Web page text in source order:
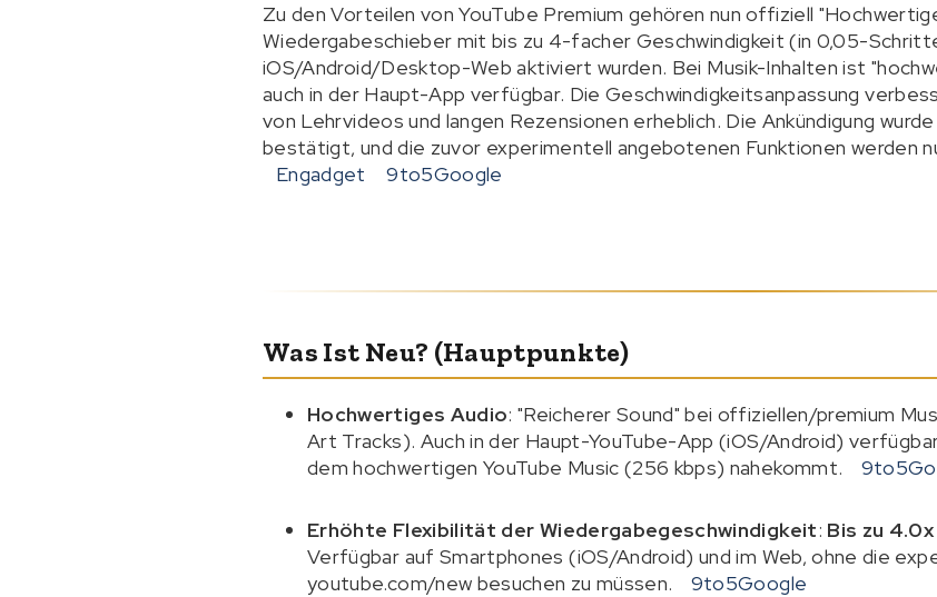
Zu den Vorteilen von YouTube Premium gehören nun offiziell
Wiedergabeschieber mit bis zu 4-facher Geschwindigkeit (in 0,05-
iOS/Android/Desktop-Web aktiviert wurden. Bei Musik-Inhalten ist
auch in der Haupt-App verfügbar. Die Geschwindigkeitsanpassung
von Lehrvideos und langen Rezensionen erheblich. Die Ankündigung
bestätigt, und die zuvor experimentell angebotenen Funktionen werden
Engadget9to5Google
Was Ist Neu? (Hauptpunkte)
Hochwertiges Audio: "Reicherer Sound" bei offiziellen/premium
Art Tracks). Auch in der Haupt-YouTube-App (iOS/Android)
dem hochwertigen YouTube Music (256 kbps) nahekommt.
Erhöhte Flexibilität der Wiedergabegeschwindigkeit: Bis zu 4.0x
Verfügbar auf Smartphones (iOS/Android) und im Web, ohne die
youtube.com/new besuchen zu müssen.
9to5Google